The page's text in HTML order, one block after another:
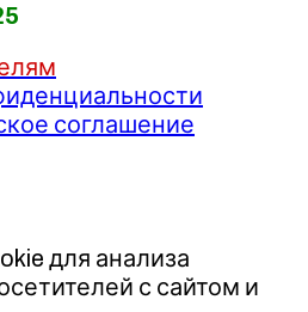
соглашение
для анализа
с сайтом и